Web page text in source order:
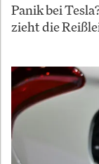
Panik bei
zieht die